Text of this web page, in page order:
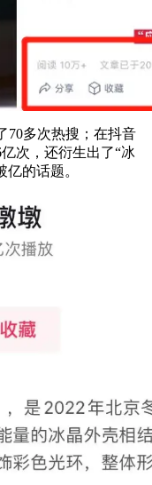
70多次热搜；在抖音
次，还衍生出了“冰
的话题。